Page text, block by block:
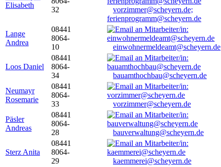
Elisabeth
32
vorzimmer@scheyern.de;
ferienprogramm@scheyern.de
Lange
Andrea
08441
8064-
10
einwohnermeldeamt@scheyern.de
Loos Daniel
08441
8064-
34
bauamthochbau@scheyern.de
Neumayr
Rosemarie
08441
8064-
33
vorzimmer@scheyern.de
Päsler
Andreas
08441
8064-
28
bauverwaltung@scheyern.de
Sterz Anita
08441
8064-
29
kaemmerei@scheyern.de